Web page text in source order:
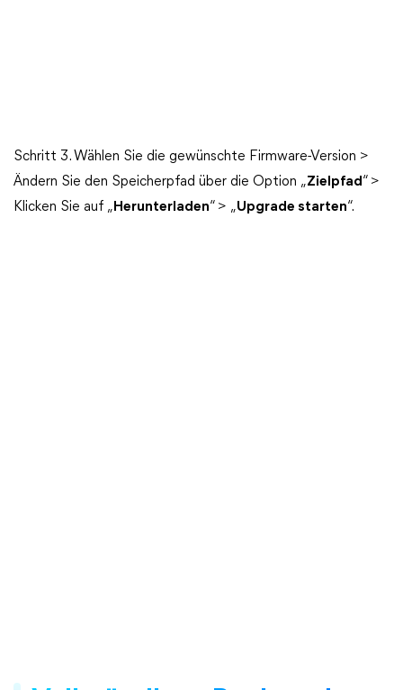
Schritt 3. Wählen Sie die gewünschte Firmware-Version >
Ändern Sie den Speicherpfad über die Option „Zielpfad“ >
Klicken Sie auf „ Herunterladen“ > „Upgrade starten“.